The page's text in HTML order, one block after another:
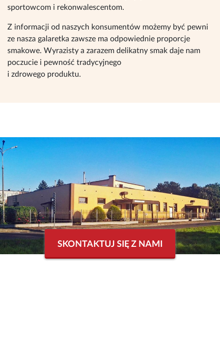
sportowcom i rekonwalescentom.
Z informacji od naszych konsumentów możemy być pewni
ze nasza galaretka zawsze ma odpowiednie proporcje
smakowe. Wyrazisty a zarazem delikatny smak daje nam
poczucie i pewność tradycyjnego
i zdrowego produktu.
SKONTAKTUJ SIĘ Z NAMI